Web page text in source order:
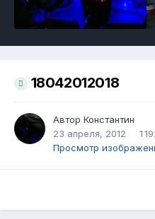
18042012018
Автор Константин
23 апреля, 2012
1
Просмотр